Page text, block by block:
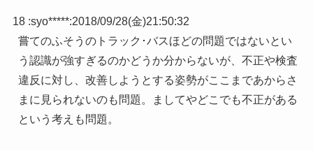
18 :syo*****:2018/09/28(金)21:50:32
嘗てのふそうのトラック･バスほどの問題ではないとい
う認識が強すぎるのかどうか分からないが、不正や検査
違反に対し、改善しようとする姿勢がここまであからさ
まに見られないのも問題。ましてやどこでも不正がある
という考えも問題。